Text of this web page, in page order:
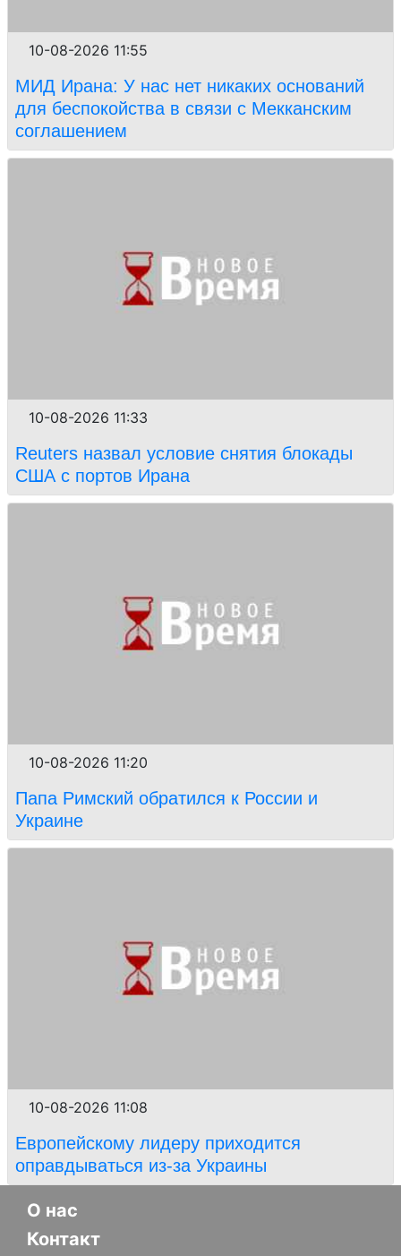
10-08-2026 11:55
МИД Ирана: У нас нет никаких оснований
для беспокойства в связи с Мекканским
соглашением
10-08-2026 11:33
Reuters назвал условие снятия блокады
США с портов Ирана
10-08-2026 11:20
Папа Римский обратился к России и
Украине
10-08-2026 11:08
Европейскому лидеру приходится
оправдываться из-за Украины
О нас
Контакт